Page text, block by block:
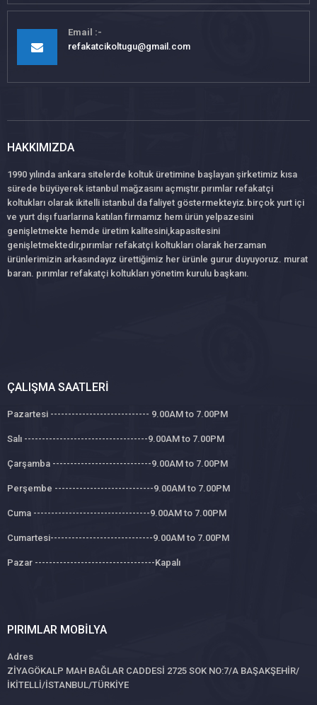
Email
refakatcikoltugu@gmail.com
HAKKIMIZDA
1990 yılında ankara sitelerde koltuk üretimine başlayan şirketimiz kısa
sürede büyüyerek istanbul mağzasını açmıştır.pırımlar refakatçi
koltukları olarak ikitelli istanbul da faliyet göstermekteyiz.birçok yurt içi
ve yurt dışı fuarlarına katılan firmamız hem ürün yelpazesini
genişletmekte hemde üretim kalitesini,kapasitesini
genişletmektedir,pırımlar refakatçi koltukları olarak herzaman
ürünlerimizin arkasındayız ürettiğimiz her ürünle gurur duyuyoruz. murat
baran. pırımlar refakatçi koltukları yönetim kurulu başkanı.
ÇALIŞMA SAATLERI
Pazartesi ---------------------------- 9.00AM to 7.00PM
Salı -----------------------------------9.00AM to 7.00PM
Çarşamba ----------------------------9.00AM to 7.00PM
Perşembe ----------------------------9.00AM to 7.00PM
Cuma ---------------------------------9.00AM to 7.00PM
Cumartesi-----------------------------9.00AM to 7.00PM
Pazar ----------------------------------Kapalı
PIRIMLAR MOBILYA
Adres
ZİYAGÖKALP MAH BAĞLAR CADDESİ 2725 SOK NO:7/A BAŞAKŞEHİR/
İKİTELLİ/İSTANBUL/TÜRKİYE